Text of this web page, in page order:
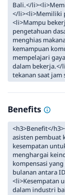
Bali.</
</li><li>Memiliki
<li>Mampu
pengetahuan
menghias
kemampuan
mempelajari
dalam bekerja.</
tekanan saat
Benefits
<h3>Benefit</
asisten pembuat
kesempatan
menghargai
kompensasi
bulanan antara
<li>Kesempatan
dalam industri